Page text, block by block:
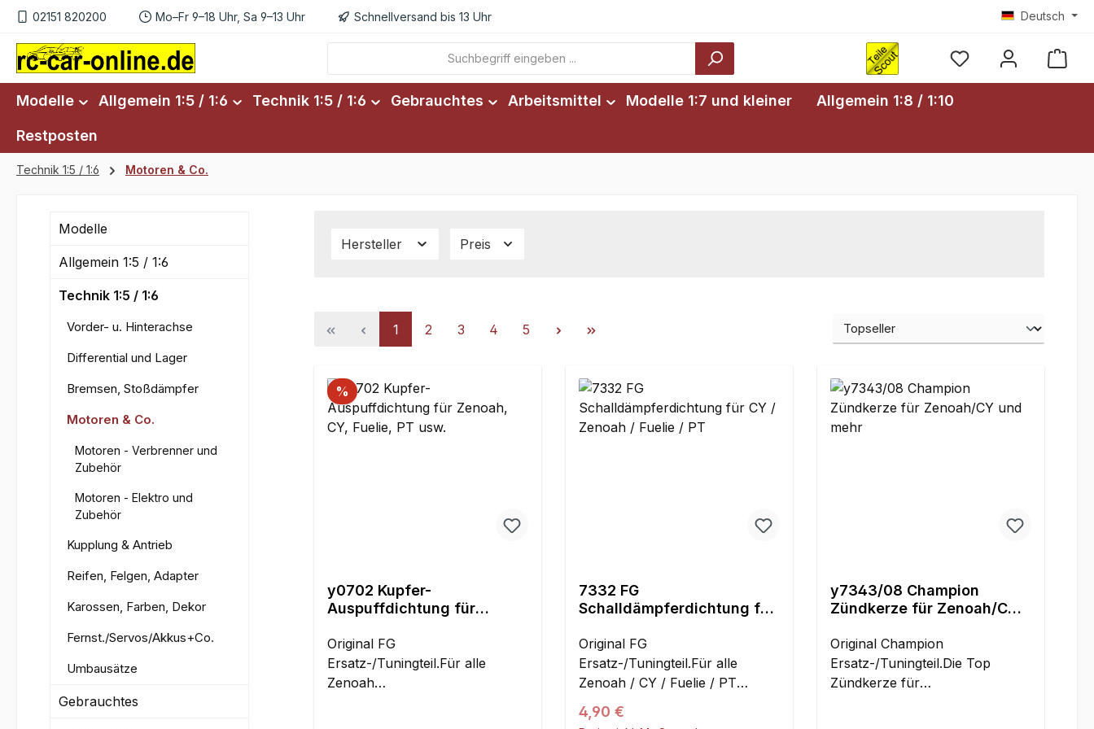
Hauptinhalt springen
Zur Suche springen
Zur Hauptnavigation springen
02151 820200 Mo–Fr 9–18 Uhr, Sa 9–13 Uhr Schnellversand bis 13 Uhr Deutsch
Modelle Allgemein 1:5 / 1:6 Technik 1:5 / 1:6 Gebrauchtes Arbeitsmittel Modelle 1:7 und kleiner Allgemein 1:8 / 1:10
Restposten
Technik 1:5 / 1:6 Motoren & Co.
Modelle
Allgemein 1:5 / 1:6
Technik 1:5 / 1:6
Vorder- u. Hinterachse
Differential und Lager
Bremsen, Stoßdämpfer
Motoren & Co.
Motoren - Verbrenner und
Zubehör
Motoren - Elektro und
Zubehör
Kupplung & Antrieb
Reifen, Felgen, Adapter
Karossen, Farben, Dekor
Fernst./Servos/Akkus+Co.
Umbausätze
Gebrauchtes
Hersteller Preis
Seite
1 Seite
2 Seite
3 Seite
4 Seite
5
%
y0702 Kupfer-
Auspuffdichtung für
Original FG
Ersatz-/Tuningteil.Für alle
Zenoah
7332 FG
Schalldämpferdichtung für
Original FG
Ersatz-/Tuningteil.Für alle
Zenoah / CY / Fuelie / PT
Motoren 2 und 4 Bolt bis
32ccm.Passend für?Hier
Regulärer Preis:
4,90 €
y7343/08 Champion
Zündkerze für Zenoah/CY
Original Champion
Ersatz-/Tuningteil.Die Top
Zündkerze für